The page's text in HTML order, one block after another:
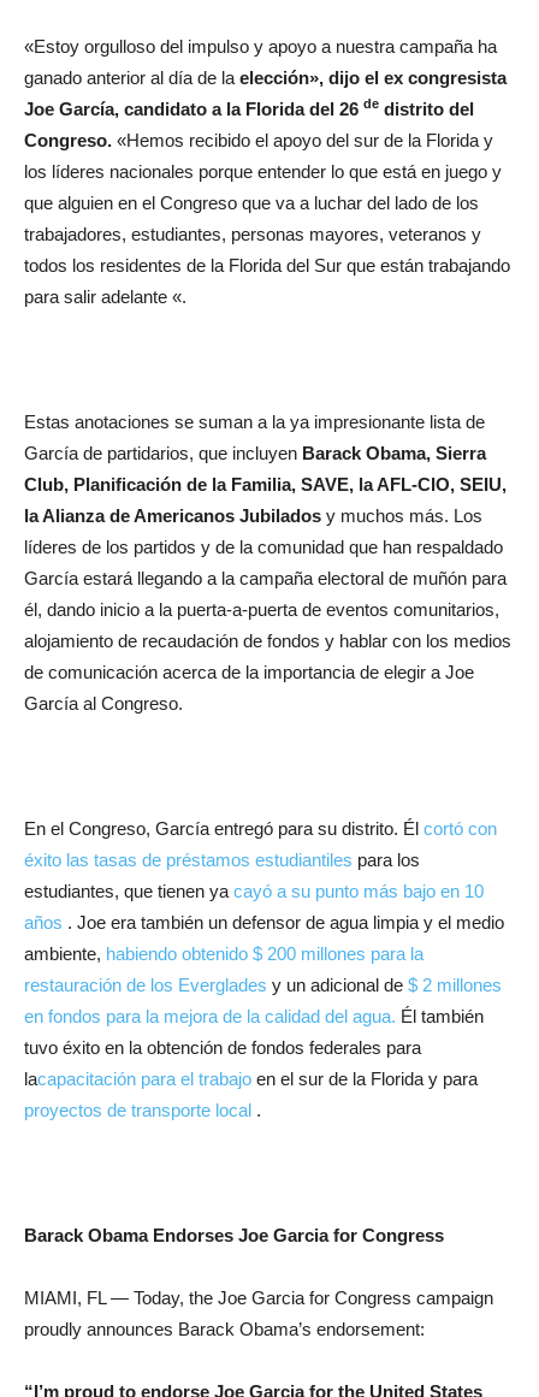
«Estoy orgulloso del impulso y apoyo a nuestra campaña ha
ganado anterior al día de la elección», dijo el ex congresista
Joe García, candidato a la Florida del 26 de distrito del
Congreso. «Hemos recibido el apoyo del sur de la Florida y
los líderes nacionales porque entender lo que está en juego y
que alguien en el Congreso que va a luchar del lado de los
trabajadores, estudiantes, personas mayores, veteranos y
todos los residentes de la Florida del Sur que están trabajando
para salir adelante «.
Estas anotaciones se suman a la ya impresionante lista de
García de partidarios, que incluyen Barack Obama, Sierra
Club, Planificación de la Familia, SAVE, la AFL-CIO, SEIU,
la Alianza de Americanos Jubilados y muchos más. Los
líderes de los partidos y de la comunidad que han respaldado
García estará llegando a la campaña electoral de muñón para
él, dando inicio a la puerta-a-puerta de eventos comunitarios,
alojamiento de recaudación de fondos y hablar con los medios
de comunicación acerca de la importancia de elegir a Joe
García al Congreso.
En el Congreso, García entregó para su distrito. Él cortó con
éxito las tasas de préstamos estudiantiles para los
estudiantes, que tienen ya cayó a su punto más bajo en 10
años . Joe era también un defensor de agua limpia y el medio
ambiente, habiendo obtenido $ 200 millones para la
restauración de los Everglades y un adicional de $ 2 millones
en fondos para la mejora de la calidad del agua. Él también
tuvo éxito en la obtención de fondos federales para
lacapacitación para el trabajo en el sur de la Florida y para
proyectos de transporte local .
Barack Obama Endorses Joe Garcia for Congress
MIAMI, FL — Today, the Joe Garcia for Congress campaign
proudly announces Barack Obama’s endorsement:
“I’m proud to endorse Joe Garcia for the United States